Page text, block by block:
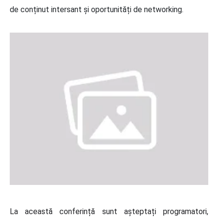
de conținut intersant și oportunități de networking.
La această conferință sunt așteptați programatori,